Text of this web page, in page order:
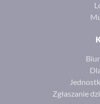
Zgłaszanie